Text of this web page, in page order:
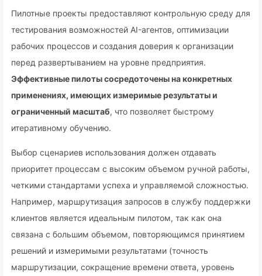
Пилотные проекты предоставляют контрольную среду для
тестирования возможностей AI-агентов, оптимизации
рабочих процессов и создания доверия к организации
перед развертыванием на уровне предприятия.
Эффективные пилоты сосредоточены на конкретных
применениях, имеющих измеримые результаты и
ограниченный масштаб, что позволяет быстрому
итеративному обучению.
Выбор сценариев использования должен отдавать
приоритет процессам с высоким объемом ручной работы,
четкими стандартами успеха и управляемой сложностью.
Например, маршрутизация запросов в службу поддержки
клиентов является идеальным пилотом, так как она
связана с большим объемом, повторяющимся принятием
решений и измеримыми результатами (точность
маршрутизации, сокращение времени ответа, уровень